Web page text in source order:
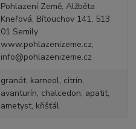
Pohlazení Země, Alžběta
Kneřová, Bítouchov 141, 513
01 Semily
www.pohlazenizeme.cz,
info@pohlazenizeme.cz
granát, karneol, citrín,
avanturín, chalcedon, apatit,
ametyst, křišťál